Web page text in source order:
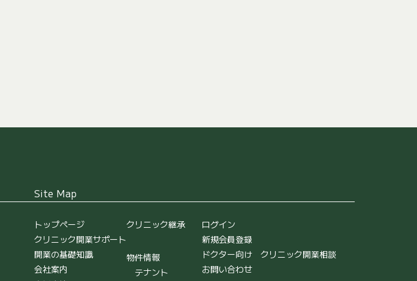
Site Map
トップページ
クリニック開業サポート
開業の基礎知識
会社案内
クリニック継承
物件情報
テナント
ログイン
新規会員登録
ドクター向け クリニック開業相談
お問い合わせ